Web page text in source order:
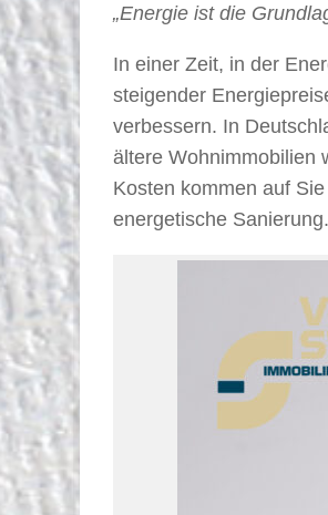
„Energie ist die
In einer Zeit, in der
steigender
verbessern. In
ältere Wohnimmobilien
Kosten kommen auf
energetische Sanierung.